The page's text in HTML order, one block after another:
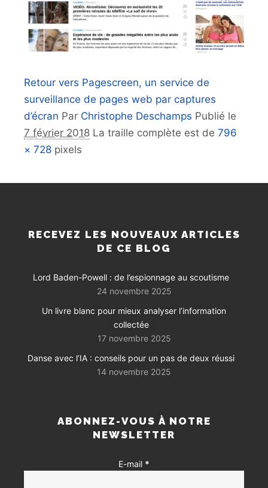
Retour vers Pagescreen, un service de
surveillance de pages web par captures
d’écran Par Christophe Deschamps Publié le
7 février 2018 La traille complète est de 796
× 728 pixels
RECEVEZ LES NOUVEAUX ARTICLES
DE CE BLOG
Lord Baden-Powell : de l’espionnage au scoutisme
24 novembre 2025
Un livre blanc pour mieux analyser l’information
collectée
17 novembre 2025
Danse avec l’IA : conseils pour un pas de deux réussi
14 novembre 2025
ABONNEZ-VOUS À NOTRE
NEWSLETTER
E-mail *